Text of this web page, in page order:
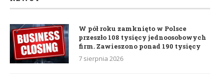
W pół roku zamknięto w Polsce
przeszło 108 tysięcy jednoosobowych
firm. Zawieszono ponad 190 tysięcy
7 sierpnia 2026